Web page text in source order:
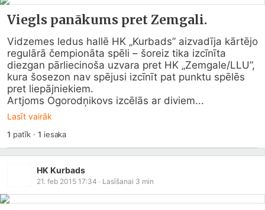
Viegls panākums pret Zemgali.
Vidzemes ledus hallē HK „Kurbads” aizvadīja kārtējo
regulārā čempionāta spēli – šoreiz tika izcīnīta
diezgan pārliecinoša uzvara pret HK „Zemgale/LLU”,
kura šosezon nav spējusi izcīnīt pat punktu spēlēs
pret liepājniekiem.
Artjoms Ogorodņikovs izcēlās ar diviem...
Lasīt vairāk
1 patīk ·1 iesaka
HK Kurbads
21. feb 2015 17:34 · Lasīšanai 3 min